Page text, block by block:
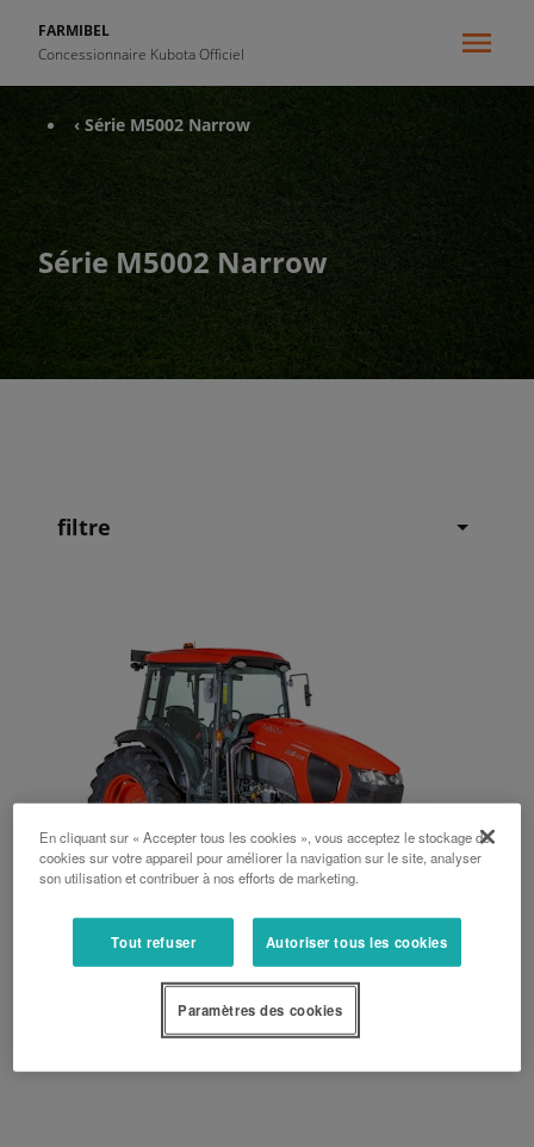
FARMIBEL
Concessionnaire Kubota Officiel
‹ Série M5002 Narrow
Série M5002 Narrow
filtre
Série M5002 Narrow
73 ch, 92 ch, 93 ch, 103 ch, 105 ch, Arceau, Cabine, Mécanique
En cliquant sur « Accepter tous les cookies », vous acceptez le stockage de
cookies sur votre appareil pour améliorer la navigation sur le site, analyser
son utilisation et contribuer à nos efforts de marketing.
Tout refuser Autoriser tous les cookies
Paramètres des cookies